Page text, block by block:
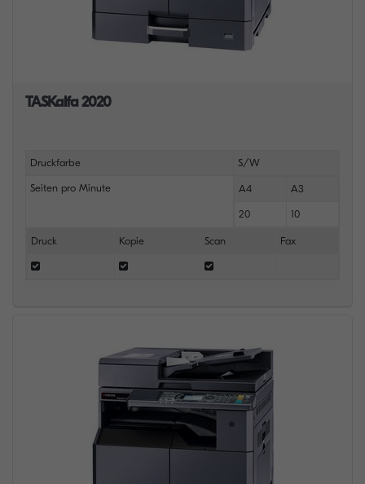
TASKalfa 2020
Druckfarbe S/W
Seiten pro Minute A4 A3
20 10
Druck Kopie Scan Fax